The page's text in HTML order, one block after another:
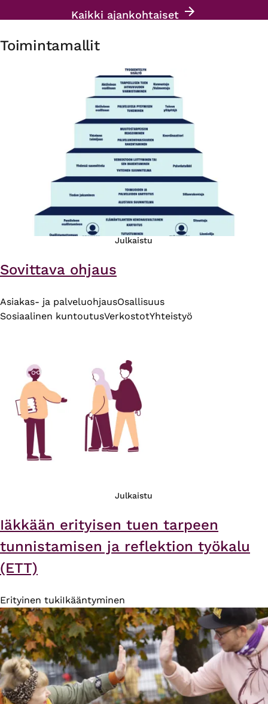
Kaikki ajankohtaiset
Toimintamallit
Julkaistu
Sovittava ohjaus
Asiakas- ja palveluohjausOsallisuus
Sosiaalinen kuntoutusVerkostotYhteistyö
Julkaistu
Iäkkään erityisen tuen tarpeen
tunnistamisen ja reflektion työkalu
(ETT)
Erityinen tukiIkääntyminen